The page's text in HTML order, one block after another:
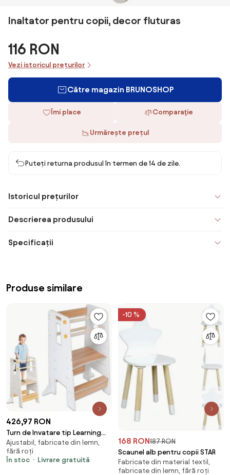
Inaltator pentru copii, decor fluturas
116 RON
Vezi istoricul prețurilor
Către magazin BRUNOSHOP
Îmi place Comparaţie
Urmărește prețul
Puteți returna produsul în termen de 14 de zile.
Istoricul prețurilor
Descrierea produsului
Specificații
Produse similare
426,97 RON
Turn de Invatare tip Learning
tower pentru Copii Suporto,
Rol de Inaltator cu Treapta de
urcare reglabila antiderapanta
Ajustabil, fabricate din lemn,
fără roți
În stoc
Livrare gratuită
-10 %
168 RON187 RON
Scaunel alb pentru copii STAR
Fabricate din material textil,
fabricate din lemn, fără roți